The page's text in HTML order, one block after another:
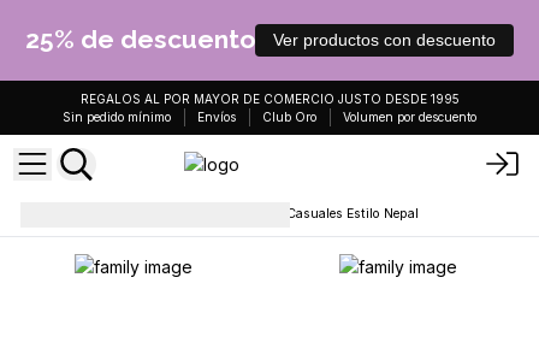
25% de descuento Ver productos con descuento
REGALOS AL POR MAYOR DE COMERCIO JUSTO DESDE 1995
Sin pedido mínimo
Envíos Club Oro Volumen por descuento
Bolsos Casuales Estilo Nepal